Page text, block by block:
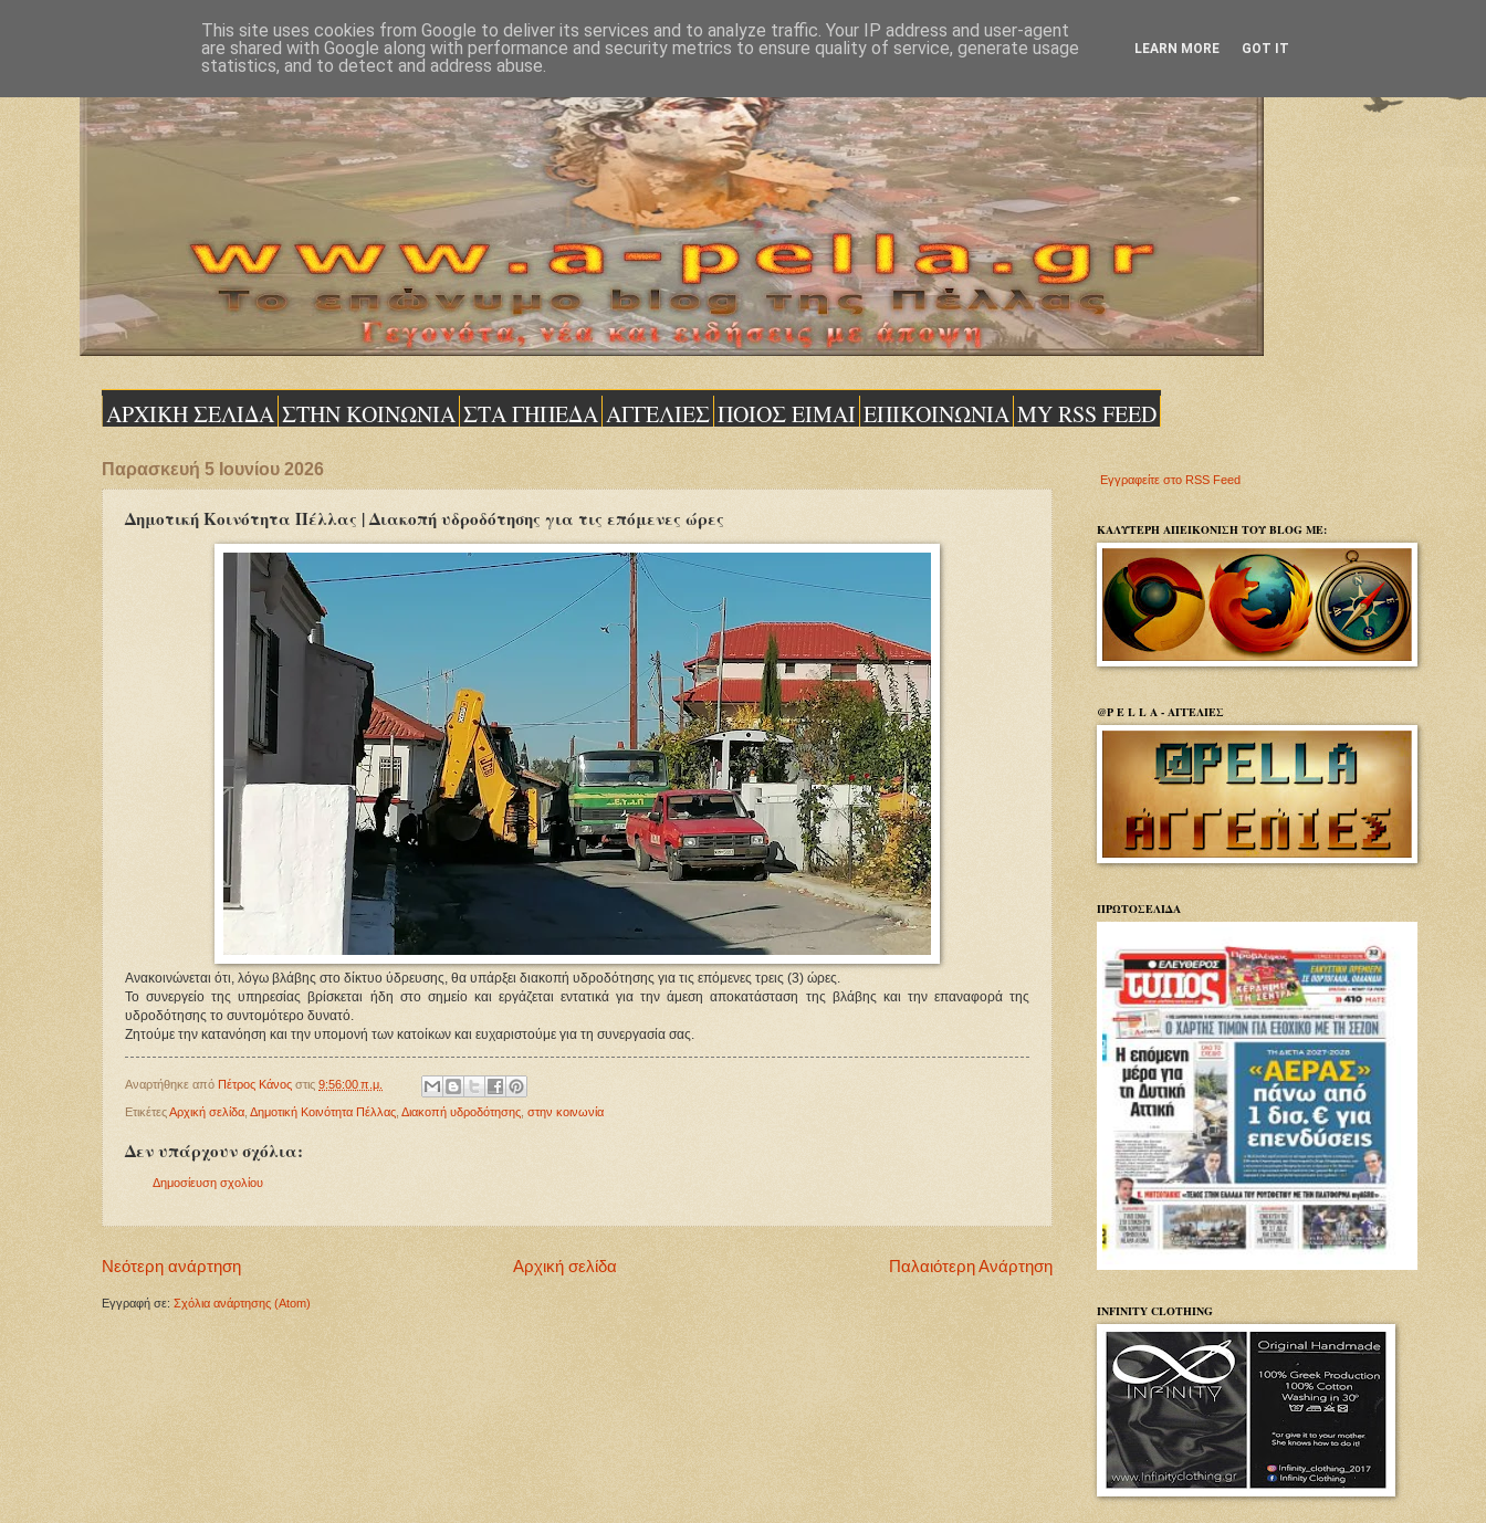
ΑΡΧΙΚΗ ΣΕΛΙΔΑ ΣΤΗΝ ΚΟΙΝΩΝΙΑ ΣΤΑ ΓΗΠΕΔΑ ΑΓΓΕΛΙΕΣ ΠΟΙΟΣ ΕΙΜΑΙ ΕΠΙΚΟΙΝΩΝΙΑ MY RSS FEED
Παρασκευή 5 Ιουνίου 2026
Δημοτική Κοινότητα Πέλλας | Διακοπή υδροδότησης για τις επόμενες ώρες
Ανακοινώνεται ότι, λόγω βλάβης στο δίκτυο ύδρευσης, θα υπάρξει διακοπή υδροδότησης για τις επόμενες τρεις (3) ώρες.
Το συνεργείο της υπηρεσίας βρίσκεται ήδη στο σημείο και εργάζεται εντατικά για την άμεση αποκατάσταση της βλάβης και την επαναφορά της
υδροδότησης το συντομότερο δυνατό.
Ζητούμε την κατανόηση και την υπομονή των κατοίκων και ευχαριστούμε για τη συνεργασία σας.
Αναρτήθηκε από Πέτρος Κάνος στις 9:56:00 π.μ.
ΕτικέτεςΑρχική σελίδα Δημοτική Κοινότητα Πέλλας Διακοπή υδροδότησης στην κοινωνία
Δεν υπάρχουν σχόλια:
Δημοσίευση σχολίου
Νεότερη ανάρτηση Παλαιότερη Ανάρτηση
Αρχική σελίδα
Εγγραφή σε: Σχόλια ανάρτησης (Atom)
Εγγραφείτε στο RSS Feed
ΚΑΛΥΤΕΡΗ ΑΠΕΙΚΟΝΙΣΗ ΤΟΥ BLOG ΜΕ:
@P E L L A - ΑΓΓΕΛΙΕΣ
ΠΡΩΤΟΣΕΛΙΔΑ
INFINITY CLOTHING
This site uses cookies from Google to deliver its services and to analyze traffic. Your IP address and user-agent
are shared with Google along with performance and security metrics to ensure quality of service, generate usage
statistics, and to detect and address abuse.
LEARN MORE GOT IT